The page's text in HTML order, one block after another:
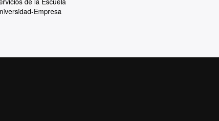
Empresa
calidad, diversificada, multidisciplinaria y